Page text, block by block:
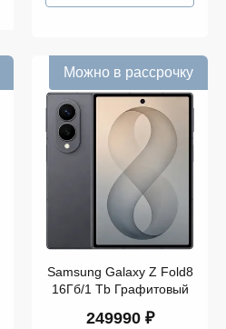
Можно в рассрочку
Samsung Galaxy Z Fold8
16Гб/1 Tb Графитовый
249990 ₽